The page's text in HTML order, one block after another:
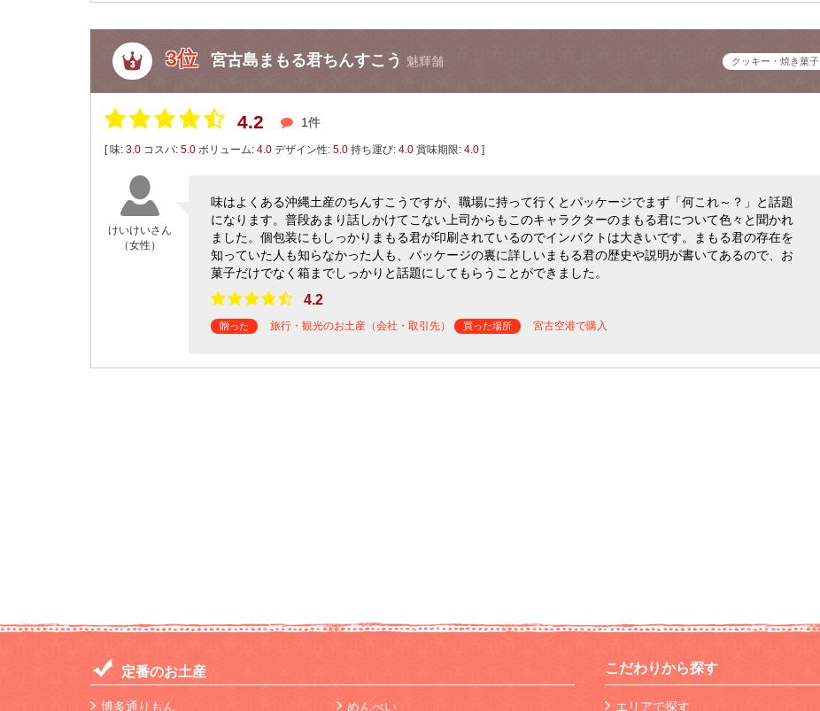
3位 宮古島まもる君ちんすこう 魅輝舗 クッキー・焼き菓子
4.2 1件
[ 味: 3.0 コスパ: 5.0 ボリューム: 4.0 デザイン性: 5.0 持ち運び: 4.0 賞味期限: 4.0 ]
けいけいさん
（女性）
味はよくある沖縄土産のちんすこうですが、職場に持って行くとパッケージでまず「何これ～？」と話題
になります。普段あまり話しかけてこない上司からもこのキャラクターのまもる君について色々と聞かれ
ました。個包装にもしっかりまもる君が印刷されているのでインパクトは大きいです。まもる君の存在を
知っていた人も知らなかった人も、パッケージの裏に詳しいまもる君の歴史や説明が書いてあるので、お
菓子だけでなく箱までしっかりと話題にしてもらうことができました。
4.2
贈った 旅行・観光のお土産（会社・取引先） 買った場所 宮古空港で購入
定番のお土産
博多通りもん めんべい
こだわりから探す
エリアで探す